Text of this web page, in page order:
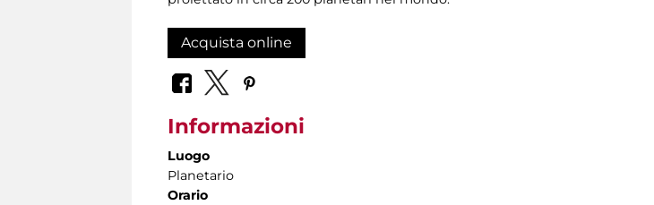
Acquista online
Informazioni
Luogo
Planetario
Orario